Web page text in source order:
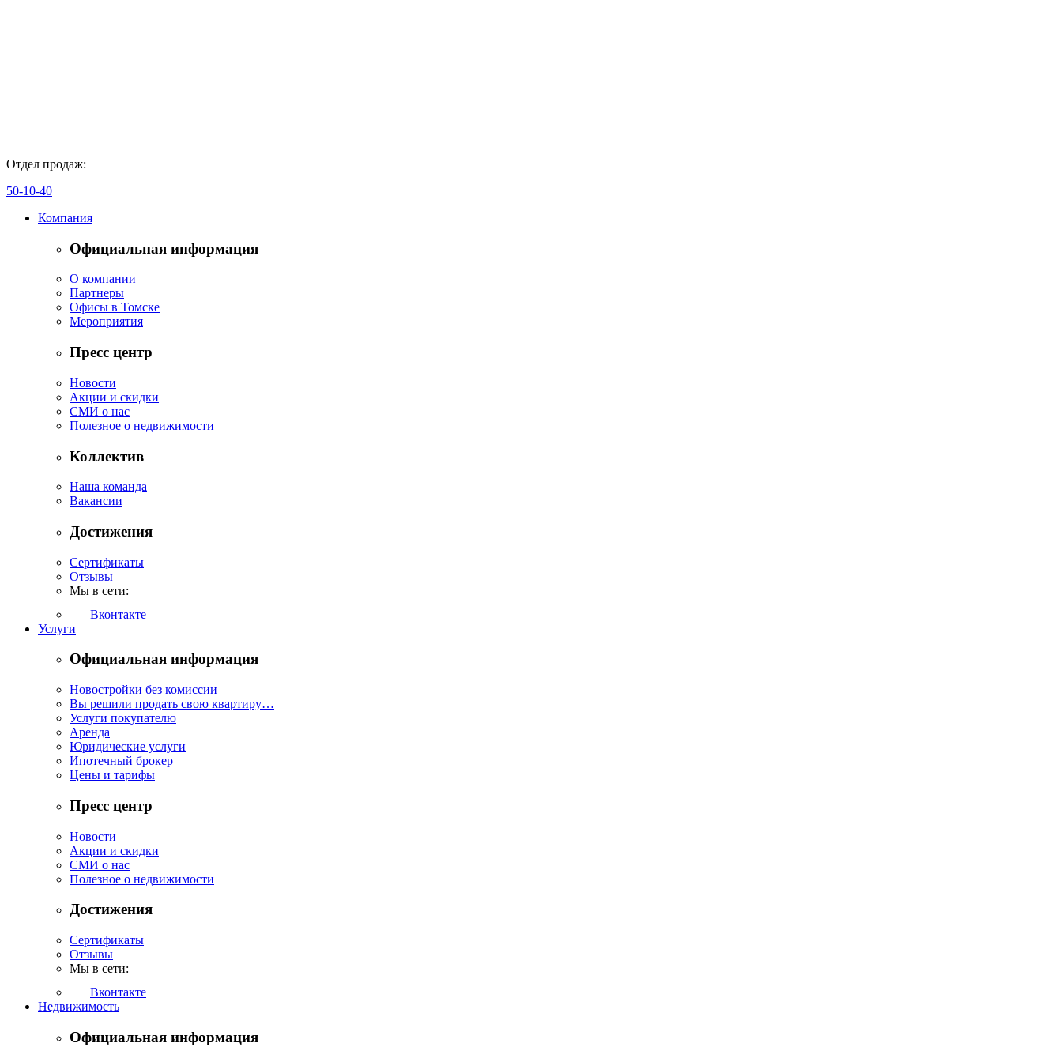
Отдел продаж:
50-10-40
Компания
Официальная информация
О компании
Партнеры
Офисы в Томске
Мероприятия
Пресс центр
Новости
Акции и скидки
СМИ о нас
Полезное о недвижимости
Коллектив
Наша команда
Вакансии
Достижения
Сертификаты
Отзывы
Мы в сети:
Вконтакте
Услуги
Официальная информация
Новостройки без комиссии
Вы решили продать свою квартиру…
Услуги покупателю
Аренда
Юридические услуги
Ипотечный брокер
Цены и тарифы
Пресс центр
Новости
Акции и скидки
СМИ о нас
Полезное о недвижимости
Достижения
Сертификаты
Отзывы
Мы в сети:
Вконтакте
Недвижимость
Официальная информация